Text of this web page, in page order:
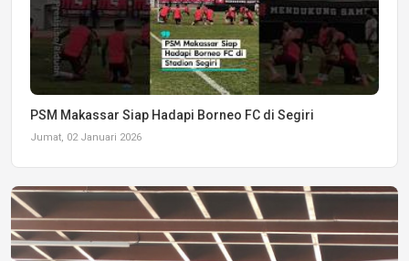
PSM Makassar Siap Hadapi Borneo FC di Segiri
Jumat, 02 Januari 2026